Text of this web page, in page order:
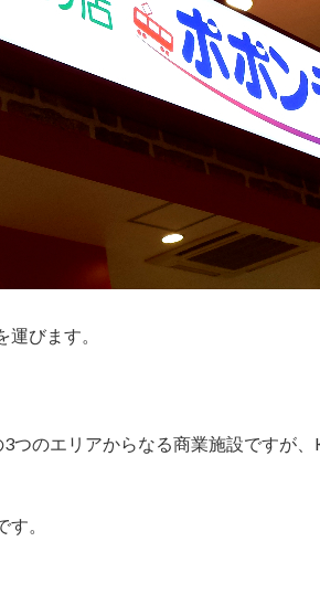
びます。
つのエリアからなる商業施設ですが、
す。